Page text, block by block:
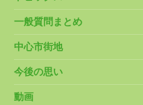
一般質問まとめ
中心市街地
今後の思い
動画